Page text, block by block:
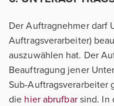
Der Auftragnehmer darf
Auftragsverarbeiter)
auszuwählen hat. Der
Beauftragung jener
Sub-Auftragsverarbeiter
die hier abrufbarsind. In